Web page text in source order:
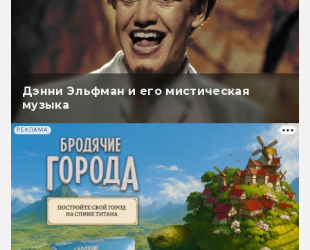
Дэнни Эльфман и его мистическая
музыка
РЕКЛАМА